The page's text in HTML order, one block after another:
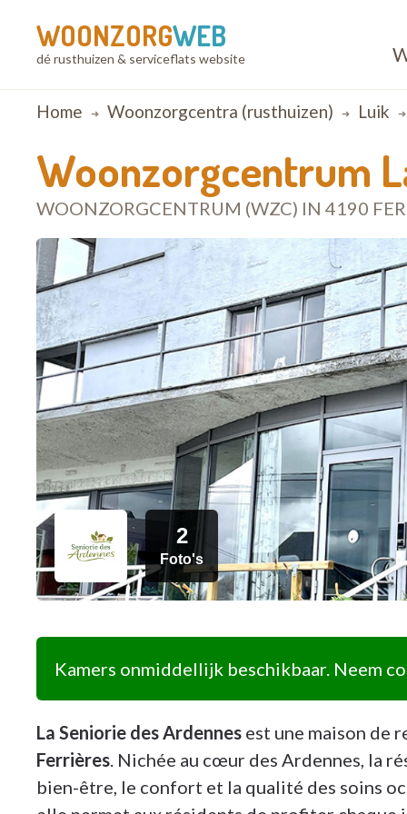
WOONZORGWEB
dé rusthuizen & serviceflats website
Breadcrumb
Home Woonzorgcentra (rusthuizen) Luik
Woonzorgcentrum
WOONZORGCENTRUM (WZC) IN 4190
2
Foto's
Kamers onmiddellijk beschikbaar. Neem
La Seniorie des Ardennes est une maison de
Ferrières. Nichée au cœur des Ardennes, la
bien-être, le confort et la qualité des soins